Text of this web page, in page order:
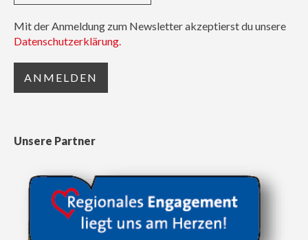
Mit der Anmeldung zum Newsletter akzeptierst du unsere
Datenschutzerklärung.
Unsere Partner